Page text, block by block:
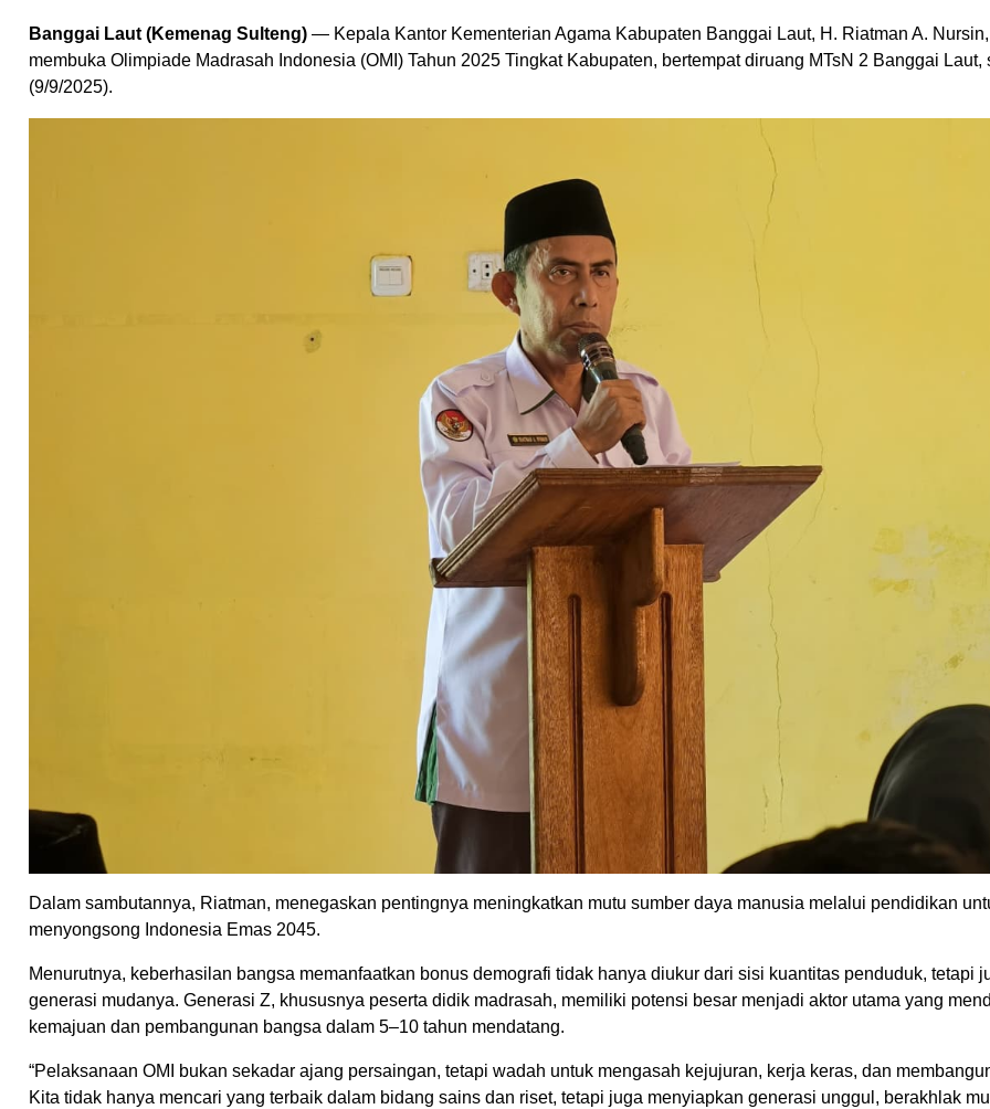
Banggai Laut (Kemenag Sulteng) — Kepala Kantor Kementerian Agama Kabupaten Banggai Laut, H. Riatman A.
membuka Olimpiade Madrasah Indonesia (OMI) Tahun 2025 Tingkat Kabupaten, bertempat diruang MTsN 2 Banggai Laut,
(9/9/2025).
Dalam sambutannya, Riatman, menegaskan pentingnya meningkatkan mutu sumber daya manusia melalui pendidikan
menyongsong Indonesia Emas 2045.
Menurutnya, keberhasilan bangsa memanfaatkan bonus demografi tidak hanya diukur dari sisi kuantitas penduduk, tetapi
generasi mudanya. Generasi Z, khususnya peserta didik madrasah, memiliki potensi besar menjadi aktor utama yang
kemajuan dan pembangunan bangsa dalam 5–10 tahun mendatang.
“Pelaksanaan OMI bukan sekadar ajang persaingan, tetapi wadah untuk mengasah kejujuran, kerja keras, dan
Kita tidak hanya mencari yang terbaik dalam bidang sains dan riset, tetapi juga menyiapkan generasi unggul, berakhlak